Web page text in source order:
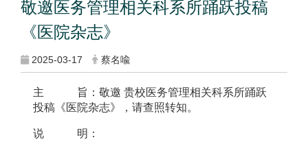
敬邀医务管理相关科系所踊跃投稿
《医院杂志》
2025-03-17 蔡名喩
主 旨：敬邀 贵校医务管理相关科系所踊跃
投稿《医院杂志》，请查照转知。
说 明：